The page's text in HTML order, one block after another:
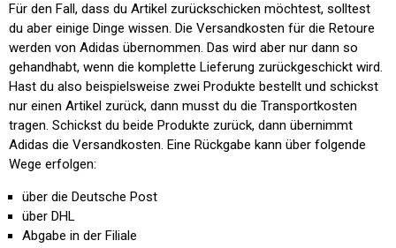
Für den Fall, dass du Artikel zurückschicken möchtest, solltest
du aber einige Dinge wissen. Die Versandkosten für die Retoure
werden von Adidas übernommen. Das wird aber nur dann so
gehandhabt, wenn die komplette Lieferung zurückgeschickt wird.
Hast du also beispielsweise zwei Produkte bestellt und schickst
nur einen Artikel zurück, dann musst du die Transportkosten
tragen. Schickst du beide Produkte zurück, dann übernimmt
Adidas die Versandkosten. Eine Rückgabe kann über folgende
Wege erfolgen:
über die Deutsche Post
über DHL
Abgabe in der Filiale